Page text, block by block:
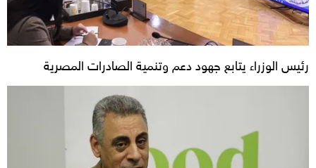
رئيس الوزراء يتابع جهود دعم وتنمية الصادرات المصرية